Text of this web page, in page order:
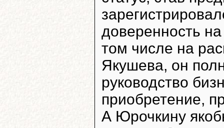
доверенность
том числе на
Якушева, он
руководство
приобретение,
А Юрочкину